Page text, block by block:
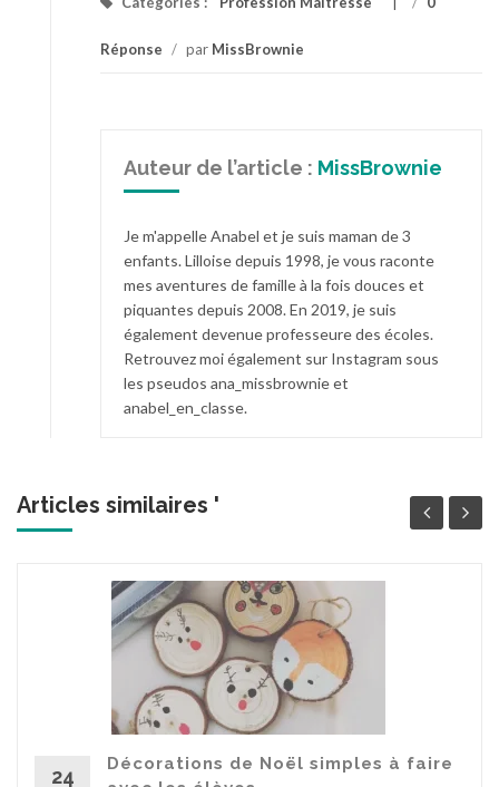
Réponse / par MissBrownie
Auteur de l’article : MissBrownie
Je m'appelle Anabel et je suis maman de 3
enfants. Lilloise depuis 1998, je vous raconte
mes aventures de famille à la fois douces et
piquantes depuis 2008. En 2019, je suis
également devenue professeure des écoles.
Retrouvez moi également sur Instagram sous
les pseudos ana_missbrownie et
anabel_en_classe.
Articles similaires '
24
Décorations de Noël simples à faire